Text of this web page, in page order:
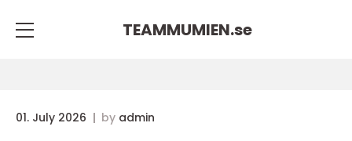
TEAMMUMIEN.se
01. July 2026 by admin